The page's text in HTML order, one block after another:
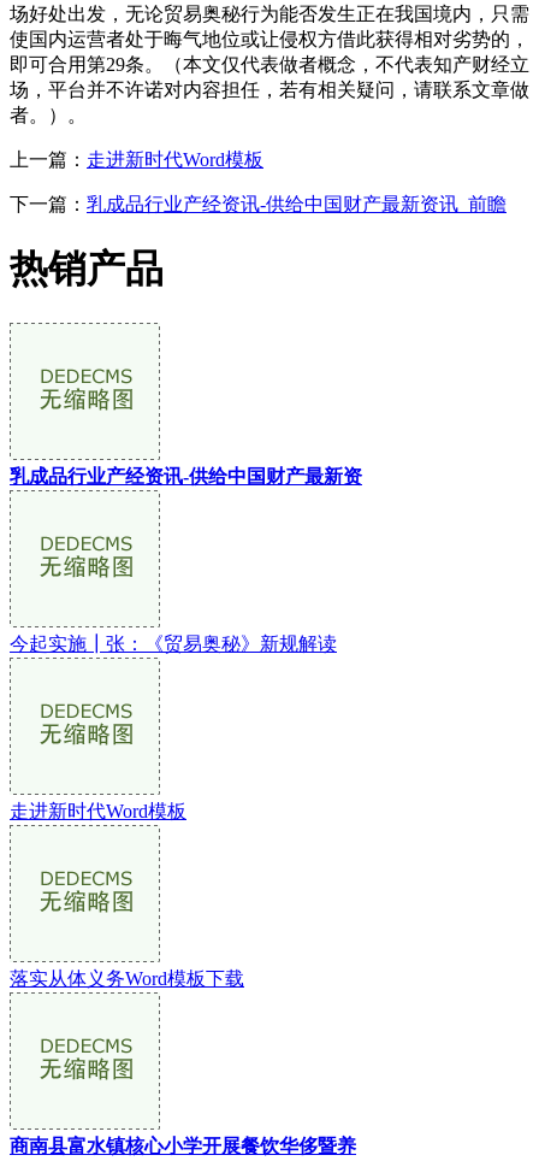
场好处出发，无论贸易奥秘行为能否发生正在我国境内，只需
使国内运营者处于晦气地位或让侵权方借此获得相对劣势的，
即可合用第29条。（本文仅代表做者概念，不代表知产财经立
场，平台并不许诺对内容担任，若有相关疑问，请联系文章做
者。）。
上一篇： 走进新时代Word模板
下一篇： 乳成品行业产经资讯-供给中国财产最新资讯_前瞻
热销产品
乳成品行业产经资讯-供给中国财产最新资
今起实施┃张：《贸易奥秘》新规解读
走进新时代Word模板
落实从体义务Word模板下载
商南县富水镇核心小学开展餐饮华侈暨养